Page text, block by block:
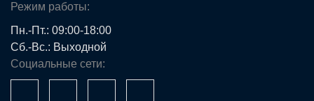
Режим работы:
Пн.-Пт.: 09:00-18:00
Сб.-Вс.: Выходной
Социальные сети: